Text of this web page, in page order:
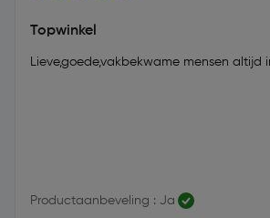
Topwinkel
Lieve,goede,vakbekwame mensen altijd
Productaanbeveling : Ja